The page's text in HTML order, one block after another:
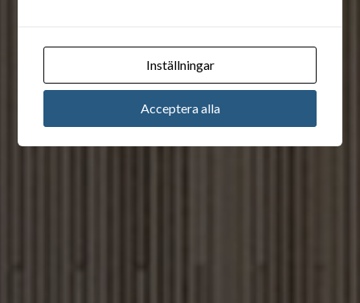
Inställningar
Acceptera alla